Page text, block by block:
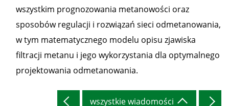
wszystkim prognozowania metanowości oraz
sposobów regulacji i rozwiązań sieci odmetanowania,
w tym matematycznego modelu opisu zjawiska
filtracji metanu i jego wykorzystania dla optymalnego
projektowania odmetanowania.
wszystkie wiadomości